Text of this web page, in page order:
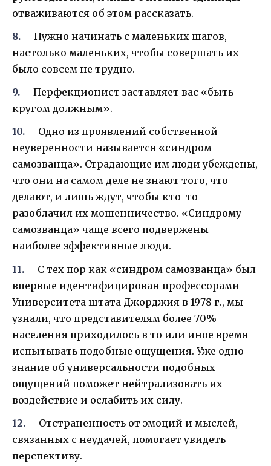
отваживаются об этом рассказать.
Нужно начинать с маленьких шагов,
настолько маленьких, чтобы совершать их
было совсем не трудно.
Перфекционист заставляет вас «быть
кругом должным».
Одно из проявлений собственной
неуверенности называется «синдром
самозванца». Страдающие им люди убеждены,
что они на самом деле не знают того, что
делают, и лишь ждут, чтобы кто-то
разоблачил их мошенничество. «Синдрому
самозванца» чаще всего подвержены
наиболее эффективные люди.
С тех пор как «синдром самозванца» был
впервые идентифицирован профессорами
Университета штата Джорджия в 1978 г., мы
узнали, что представителям более 70%
населения приходилось в то или иное время
испытывать подобные ощущения. Уже одно
знание об универсальности подобных
ощущений поможет нейтрализовать их
воздействие и ослабить их силу.
Отстраненность от эмоций и мыслей,
связанных с неудачей, помогает увидеть
перспективу.